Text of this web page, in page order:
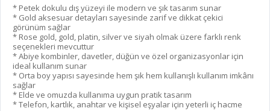
* Petek dokulu dış yüzeyi ile modern ve şık tasarım sunar
* Gold aksesuar detayları sayesinde zarif ve dikkat çekici
görünüm sağlar
* Rose gold, gold, platin, silver ve siyah olmak üzere farklı renk
seçenekleri mevcuttur
* Abiye kombinler, davetler, düğün ve özel organizasyonlar için
ideal kullanım sunar
* Orta boy yapısı sayesinde hem şık hem kullanışlı kullanım imkânı
sağlar
* Elde ve omuzda kullanıma uygun pratik tasarım
* Telefon, kartlık, anahtar ve kişisel eşyalar için yeterli iç hacme